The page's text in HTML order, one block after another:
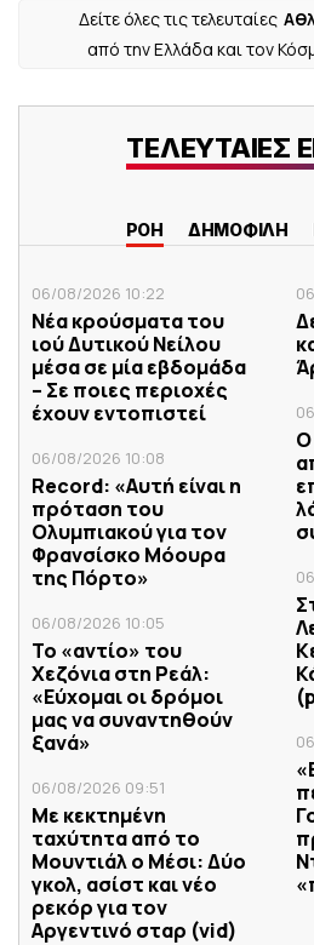
Δείτε όλες τις τελευταίες
από την Ελλάδα και τον
ΤΕΛΕΥΤΑΙΕΣ
ΡΟΗ ΔΗΜΟΦΙΛΗ
06/08/2026 10:22
Νέα κρούσματα του
ιού Δυτικού Νείλου
μέσα σε μία εβδομάδα
– Σε ποιες περιοχές
έχουν εντοπιστεί
06/08/2026 10:08
Record: «Αυτή είναι η
πρόταση του
Ολυμπιακού για τον
Φρανσίσκο Μόουρα
της Πόρτο»
06/08/2026 10:05
Το «αντίο» του
Χεζόνια στη Ρεάλ:
«Εύχομαι οι δρόμοι
μας να συναντηθούν
ξανά»
06/08/2026 09:51
Με κεκτημένη
ταχύτητα από το
Μουντιάλ ο Μέσι: Δύο
γκολ, ασίστ και νέο
ρεκόρ για τον
Αργεντινό σταρ (vid)
Ο